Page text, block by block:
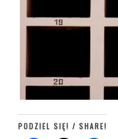
PODZIEL SIĘ! / SHARE!